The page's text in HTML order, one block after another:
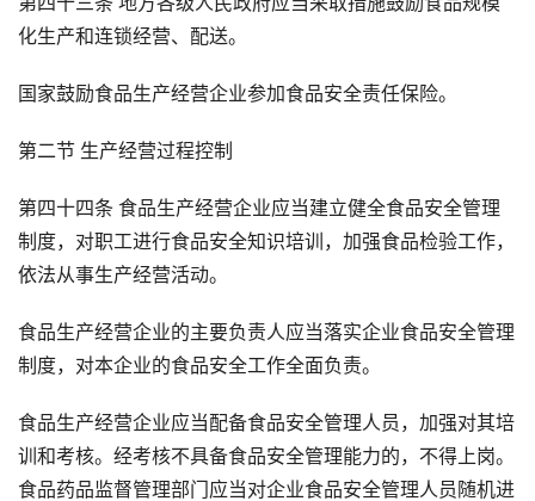
化生产和连锁经营、配送。
国家鼓励食品生产经营企业参加食品安全责任保险。
第二节 生产经营过程控制
第四十四条 食品生产经营企业应当建立健全食品安全管理
制度，对职工进行食品安全知识培训，加强食品检验工作，
依法从事生产经营活动。
食品生产经营企业的主要负责人应当落实企业食品安全管理
制度，对本企业的食品安全工作全面负责。
食品生产经营企业应当配备食品安全管理人员，加强对其培
训和考核。经考核不具备食品安全管理能力的，不得上岗。
食品药品监督管理部门应当对企业食品安全管理人员随机进